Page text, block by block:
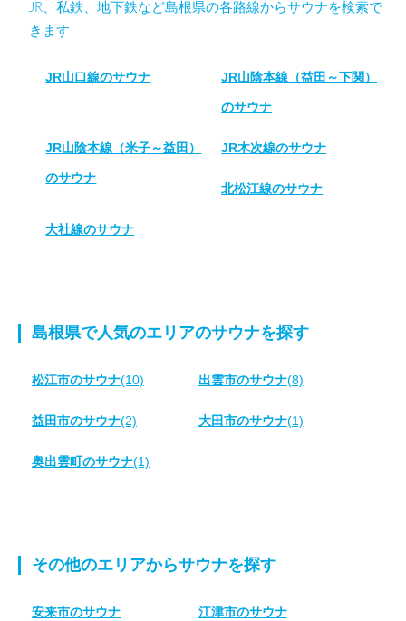
JR、私鉄、地下鉄など島根県の各路線からサウナを検索で
きます
JR山口線のサウナ JR山陰本線（益田～下関）
のサウナ
JR山陰本線（米子～益田）
のサウナ
JR木次線のサウナ
北松江線のサウナ
大社線のサウナ
島根県で人気のエリアのサウナを探す
松江市のサウナ(10) 出雲市のサウナ(8)
益田市のサウナ(2) 大田市のサウナ(1)
奥出雲町のサウナ(1)
その他のエリアからサウナを探す
安来市のサウナ 江津市のサウナ